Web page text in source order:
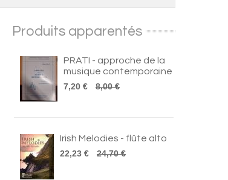
Produits apparentés
PRATI - approche de la
musique contemporaine
7,20 €
8,00 €
Irish Melodies - flûte alto
22,23 €
24,70 €